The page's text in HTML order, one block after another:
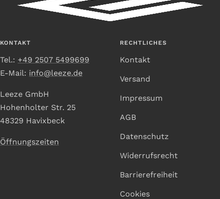
Slide
1
Slide
2
Slide
3
Slide
4
KONTAKT
Tel.: +49 2507 5499699
E-Mail: info@leeze.de
Leeze GmbH
Hohenholter Str. 25
48329 Havixbeck
Öffnungszeiten
RECHTLICHES
Kontakt
Versand
Impressum
AGB
Datenschutz
Widerrufsrecht
Barrierefreiheit
Cookies